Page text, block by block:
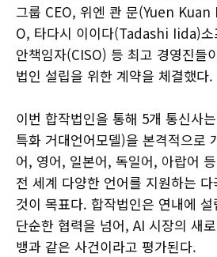
그룹 CEO, 위엔 콴 문(Yuen
O, 타다시 이이다(Tadashi Iida)소
안책임자(CISO) 등 최고 경영진들
법인 설립을 위한 계약을 체결했다.
이번 합작법인을 통해 5개 통신사
특화 거대언어모델)을 본격적으로
어, 영어, 일본어, 독일어, 아랍어
전 세계 다양한 언어를 지원하는
것이 목표다. 합작법인은 연내에
단순한 협력을 넘어, AI 시장의 새
뱅과 같은 사건이라고 평가된다.